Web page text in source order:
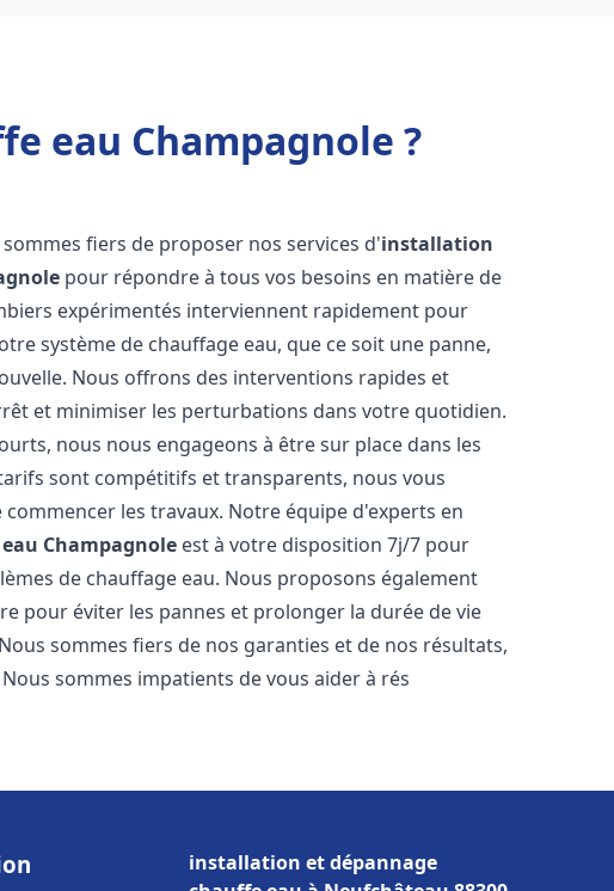
eau Champagnole ?
sommes fiers de proposer nos services d'installation
pour répondre à tous vos besoins en matière de
expérimentés interviennent rapidement pour
système de chauffage eau, que ce soit une panne,
Nous offrons des interventions rapides et
et minimiser les perturbations dans votre quotidien.
nous nous engageons à être sur place dans les
sont compétitifs et transparents, nous vous
les travaux. Notre équipe d'experts en
Champagnole est à votre disposition 7j/7 pour
de chauffage eau. Nous proposons également
pour éviter les pannes et prolonger la durée de vie
sommes fiers de nos garanties et de nos résultats,
sommes impatients de vous aider à rés
installation et dépannage